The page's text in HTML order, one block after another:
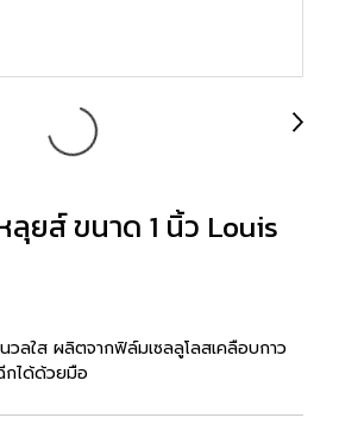
ลุยส์ ขนาด 1 นิ้ว Louis
วลใส ผลิตจากฟิล์มเซลลูโลสเคลือบกาว
กได้ด้วยมือ